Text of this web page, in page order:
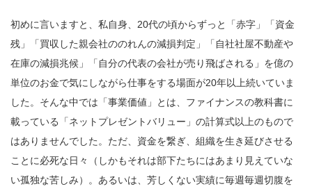
初めに言いますと、私自身、20代の頃からずっと「赤字」「資金
残」「買収した親会社ののれんの減損判定」「自社社屋不動産や
在庫の減損兆候」「自分の代表の会社が売り飛ばされる」を億の
単位のお金で気にしながら仕事をする場面が20年以上続いていま
した。そんな中では「事業価値」とは、ファイナンスの教科書に
載っている「ネットプレゼントバリュー」の計算式以上のもので
はありませんでした。ただ、資金を繋ぎ、組織を生き延びさせる
ことに必死な日々（しかもそれは部下たちにはあまり見えていな
い孤独な苦しみ）。あるいは、芳しくない実績に毎週毎週切腹を